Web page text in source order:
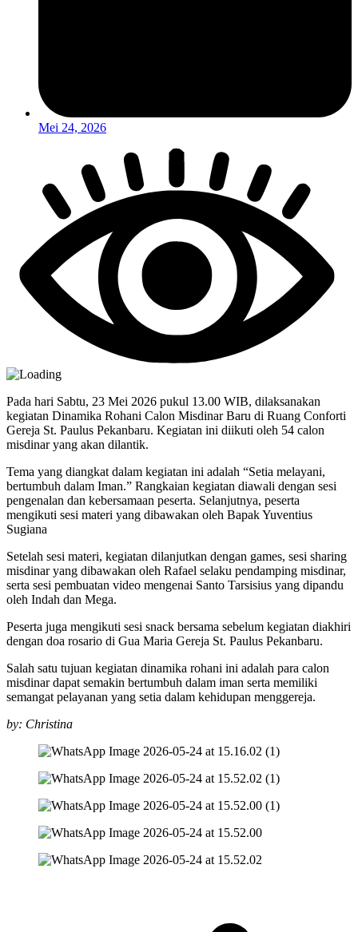
Mei 24, 2026
Pada hari Sabtu, 23 Mei 2026 pukul 13.00 WIB, dilaksanakan
kegiatan Dinamika Rohani Calon Misdinar Baru di Ruang Conforti
Gereja St. Paulus Pekanbaru. Kegiatan ini diikuti oleh 54 calon
misdinar yang akan dilantik.
Tema yang diangkat dalam kegiatan ini adalah “Setia melayani,
bertumbuh dalam Iman.” Rangkaian kegiatan diawali dengan sesi
pengenalan dan kebersamaan peserta. Selanjutnya, peserta
mengikuti sesi materi yang dibawakan oleh Bapak Yuventius
Sugiana
Setelah sesi materi, kegiatan dilanjutkan dengan games, sesi sharing
misdinar yang dibawakan oleh Rafael selaku pendamping misdinar,
serta sesi pembuatan video mengenai Santo Tarsisius yang dipandu
oleh Indah dan Mega.
Peserta juga mengikuti sesi snack bersama sebelum kegiatan diakhiri
dengan doa rosario di Gua Maria Gereja St. Paulus Pekanbaru.
Salah satu tujuan kegiatan dinamika rohani ini adalah para calon
misdinar dapat semakin bertumbuh dalam iman serta memiliki
semangat pelayanan yang setia dalam kehidupan menggereja.
by: Christina